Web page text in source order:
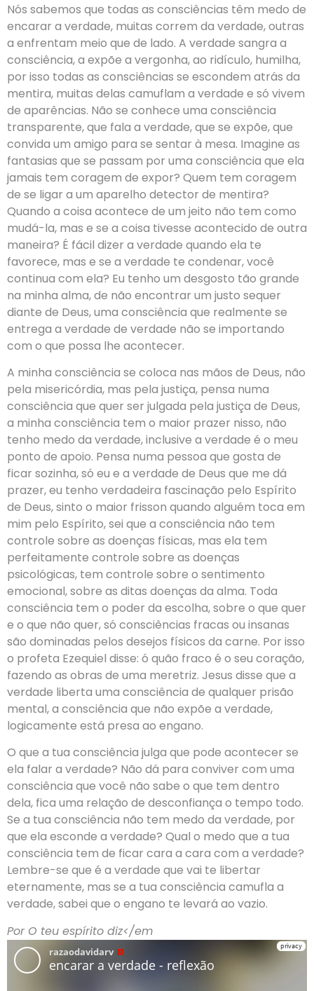
Nós sabemos que todas as consciências têm medo de
encarar a verdade, muitas correm da verdade, outras
a enfrentam meio que de lado. A verdade sangra a
consciência, a expõe a vergonha, ao ridículo, humilha,
por isso todas as consciências se escondem atrás da
mentira, muitas delas camuflam a verdade e só vivem
de aparências. Não se conhece uma consciência
transparente, que fala a verdade, que se expõe, que
convida um amigo para se sentar à mesa. Imagine as
fantasias que se passam por uma consciência que ela
jamais tem coragem de expor? Quem tem coragem
de se ligar a um aparelho detector de mentira?
Quando a coisa acontece de um jeito não tem como
mudá-la, mas e se a coisa tivesse acontecido de outra
maneira? É fácil dizer a verdade quando ela te
favorece, mas e se a verdade te condenar, você
continua com ela? Eu tenho um desgosto tão grande
na minha alma, de não encontrar um justo sequer
diante de Deus, uma consciência que realmente se
entrega a verdade de verdade não se importando
com o que possa lhe acontecer.
A minha consciência se coloca nas mãos de Deus, não
pela misericórdia, mas pela justiça, pensa numa
consciência que quer ser julgada pela justiça de Deus,
a minha consciência tem o maior prazer nisso, não
tenho medo da verdade, inclusive a verdade é o meu
ponto de apoio. Pensa numa pessoa que gosta de
ficar sozinha, só eu e a verdade de Deus que me dá
prazer, eu tenho verdadeira fascinação pelo Espírito
de Deus, sinto o maior frisson quando alguém toca em
mim pelo Espírito, sei que a consciência não tem
controle sobre as doenças físicas, mas ela tem
perfeitamente controle sobre as doenças
psicológicas, tem controle sobre o sentimento
emocional, sobre as ditas doenças da alma. Toda
consciência tem o poder da escolha, sobre o que quer
e o que não quer, só consciências fracas ou insanas
são dominadas pelos desejos físicos da carne. Por isso
o profeta Ezequiel disse: ó quão fraco é o seu coração,
fazendo as obras de uma meretriz. Jesus disse que a
verdade liberta uma consciência de qualquer prisão
mental, a consciência que não expõe a verdade,
logicamente está presa ao engano.
O que a tua consciência julga que pode acontecer se
ela falar a verdade? Não dá para conviver com uma
consciência que você não sabe o que tem dentro
dela, fica uma relação de desconfiança o tempo todo.
Se a tua consciência não tem medo da verdade, por
que ela esconde a verdade? Qual o medo que a tua
consciência tem de ficar cara a cara com a verdade?
Lembre-se que é a verdade que vai te libertar
eternamente, mas se a tua consciência camufla a
verdade, sabei que o engano te levará ao vazio.
Por O teu espírito diz</em